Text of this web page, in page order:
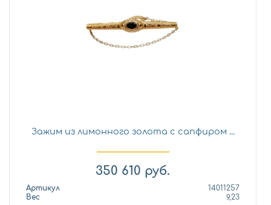
Зажим из лимонного золота с сапфиром ...
350 610 руб.
Артикул
14011257
Вес
9,23